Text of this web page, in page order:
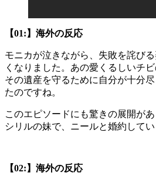
【01:】海外の反応
モニカが泣きながら、失敗を詫び
くなりました。あの愛くるしいチ
その遺産を守るために自分が十分
たのですね。
このエピソードにも驚きの展開が
シリルの妹で、ニールと婚約してい
【02:】海外の反応